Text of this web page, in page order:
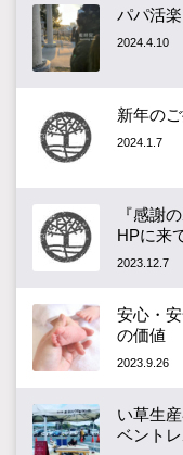
パパ活
2024.4.10
新年の
2024.1.7
『感謝
HPに来
2023.12.7
安心・
の価値
2023.9.26
い草生
ベント